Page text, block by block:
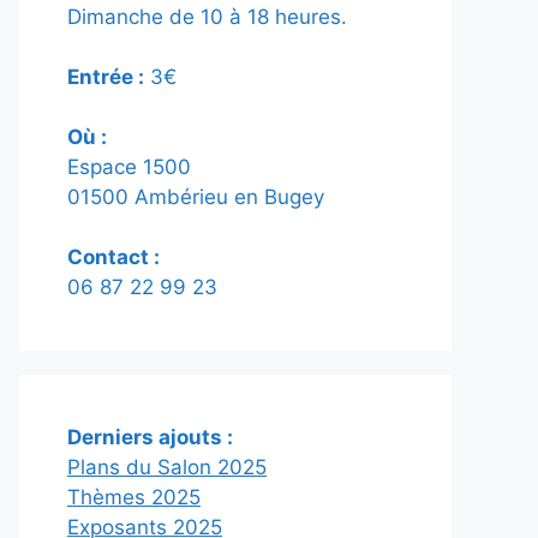
Dimanche de 10 à 18 heures.
Entrée : 3€
Où :
Espace 1500
01500 Ambérieu en Bugey
Contact :
06 87 22 99 23
Derniers ajouts :
Plans du Salon 2025
Thèmes 2025
Exposants 2025